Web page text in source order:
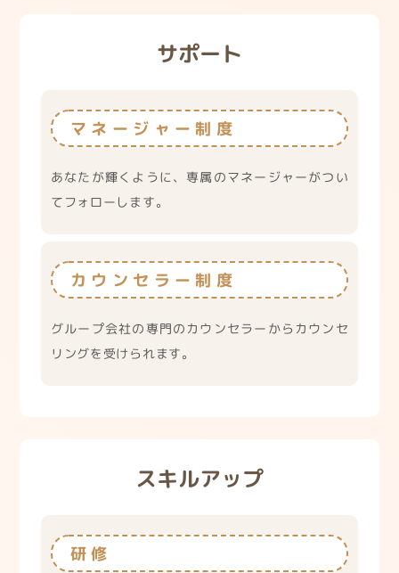
サポート
マネージャー制度
あなたが輝くように、専属のマネージャーがつい
てフォローします。
カウンセラー制度
グループ会社の専門のカウンセラーからカウンセ
リングを受けられます。
スキルアップ
研修